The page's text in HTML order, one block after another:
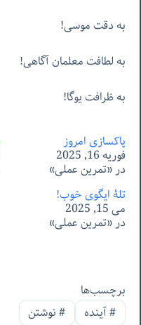
به دقت موسی!
به لطافت معلمان آگاهی!
به ظرافت یوگا!
پاکسازی امروز
فوریه 16, 2025
در «تمرین عملی»
تلۀ ایگوی خوب!
می 15, 2025
در «تمرین عملی»
برچسب‌ها
#آینده #نوشتن